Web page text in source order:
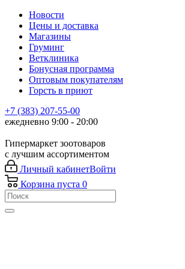
Новости
Цены и доставка
Магазины
Груминг
Ветклиника
Бонусная программа
Оптовым покупателям
Горсть в приют
+7 (383) 207-55-00
ежедневно 9:00 - 20:00
Гипермаркет зоотоваров
с лучшим ассортиментом
Личный кабинетВойти
Корзина пуста 0